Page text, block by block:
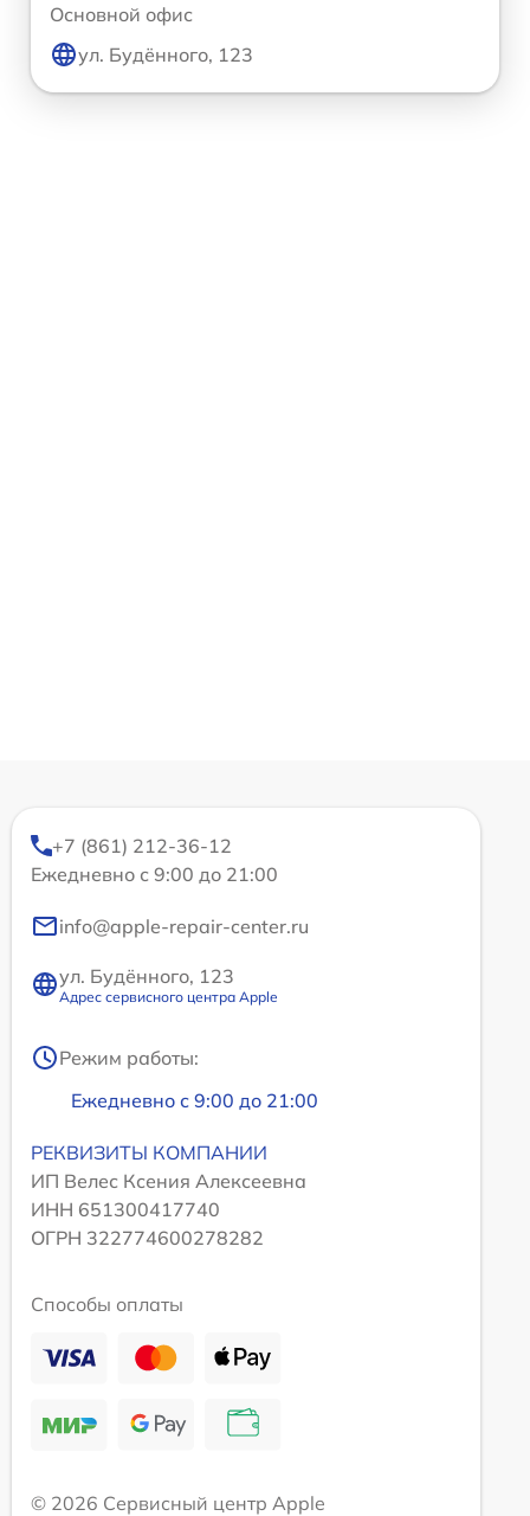
Основной офис
ул. Будённого, 123
+7 (861) 212-36-12
Ежедневно с 9:00 до 21:00
info@apple-repair-center.ru
ул. Будённого, 123
Адрес сервисного центра Apple
Режим работы:
Ежедневно с 9:00 до 21:00
РЕКВИЗИТЫ КОМПАНИИ
ИП Велес Ксения Алексеевна
ИНН 651300417740
ОГРН 322774600278282
Способы оплаты
© 2026 Сервисный центр Apple